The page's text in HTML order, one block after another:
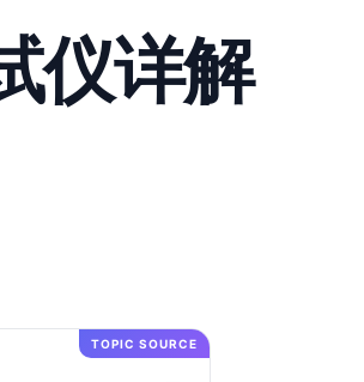
仪详解
TOPIC SOURCE